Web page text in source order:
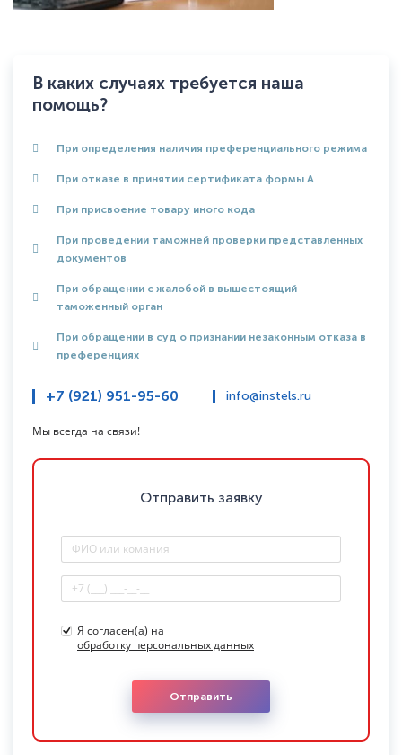
В каких случаях требуется наша
помощь?
При определения наличия преференциального режима
При отказе в принятии сертификата формы А
При присвоение товару иного кода
При проведении таможней проверки представленных
документов
При обращении с жалобой в вышестоящий
таможенный орган
При обращении в суд о признании незаконным отказа в
преференциях
+7 (921) 951-95-60 info@instels.ru
Мы всегда на связи!
Отправить заявку
Я согласен(а) на
обработку персональных данных
Отправить